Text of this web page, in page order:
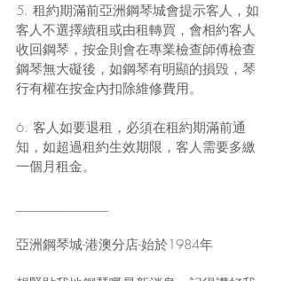
5. 租約期滿前亞洲鋼琴城會提示客人，如
客人不選擇續租或由租轉買，會相約客人
收回鋼琴，按金則會在專業檢查師傅檢查
鋼琴無大礙後，如鋼琴有明顯的損毁，琴
行有權在按金內扣除維修費用。
6. 客人如要退租，必須在租約期滿前通
知，如超過租約生效期限，客人需要多繳
一個月租金。
亞洲鋼琴城-港澳分店-始於1984年